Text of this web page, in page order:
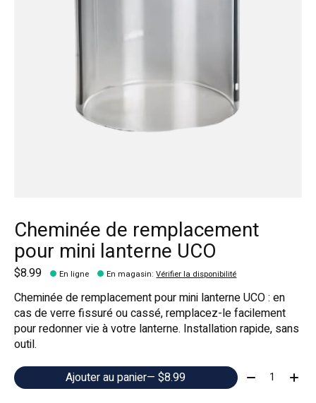
Cheminée de remplacement
pour mini lanterne UCO
$8.99 En ligne En magasin:Vérifier la disponibilité
Cheminée de remplacement pour mini lanterne UCO : en
cas de verre fissuré ou cassé, remplacez-le facilement
pour redonner vie à votre lanterne. Installation rapide, sans
outil.
Ajouter au panier
— $8.99 Quantité: